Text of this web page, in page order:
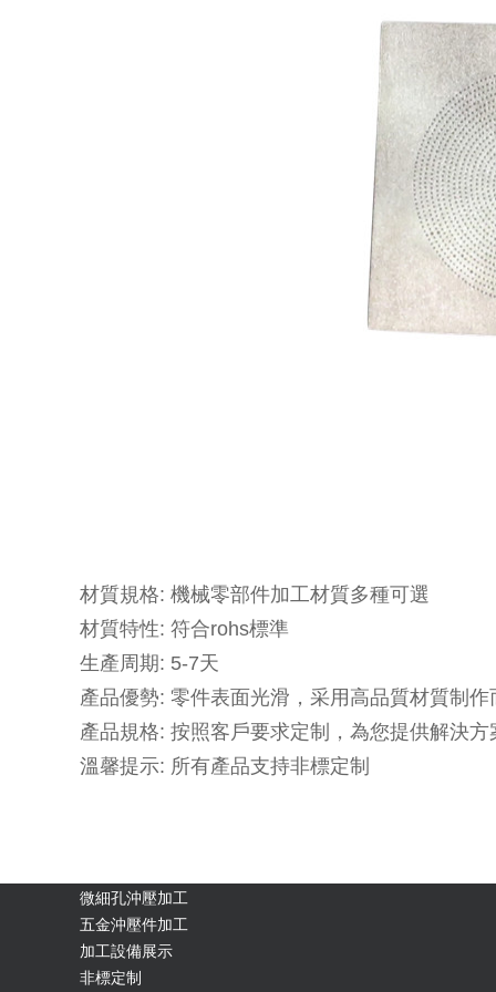
材質規格: 機械零部件加工材質多種可選
材質特性: 符合rohs標準
生產周期: 5-7天
產品優勢: 零件表面光滑，采用高品質材質制
產品規格: 按照客戶要求定制，為您提供解決
溫馨提示: 所有產品支持非標定制
微細孔沖壓加工
五金沖壓件加工
加工設備展示
非標定制